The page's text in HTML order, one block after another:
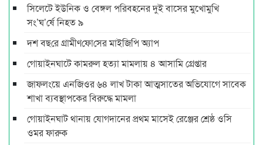
সিলেটে ইউনিক ও বেঙ্গল পরিবহনের দুই বাসের মুখোমুখি
সং’ঘ’র্ষে নিহত ৯
দশ বছ‌রে গ্রামীণ‌ফো‌সের মাইজিপি অ্যাপ
গোয়াইনঘাটে কামরুল হত্যা মামলায় ৪ আসামি গ্রেপ্তার
জাফলংয়ে এনজিওর ৬৪ লাখ টাকা আত্মসাতের অভিযোগে সাবেক
শাখা ব্যবস্থাপকের বিরুদ্ধে মামলা
গোয়াইনঘাট থানায় যোগদানের প্রথম মাসেই রেঞ্জের শ্রেষ্ঠ ওসি
ওমর ফারুক